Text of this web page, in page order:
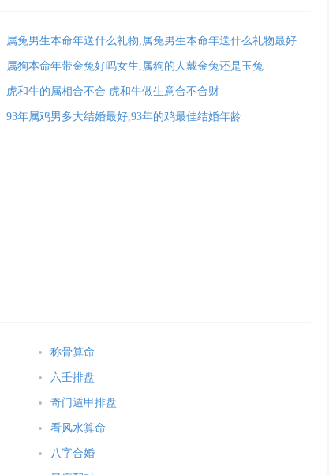
属兔男生本命年送什么礼物,属兔男生本命年送什么礼物最好
属狗本命年带金兔好吗女生,属狗的人戴金兔还是玉兔
虎和牛的属相合不合 虎和牛做生意合不合财
93年属鸡男多大结婚最好,93年的鸡最佳结婚年龄
称骨算命
六壬排盘
奇门遁甲排盘
看风水算命
八字合婚